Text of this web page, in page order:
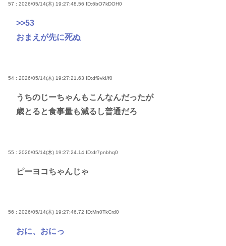
57 : 2026/05/14(木) 19:27:48.56 ID:6bO7kDOH0
>>53
おまえが先に死ぬ
54 : 2026/05/14(木) 19:27:21.63 ID:df9vkI/f0
うちのじーちゃんもこんなんだったが
歳とると食事量も減るし普通だろ
55 : 2026/05/14(木) 19:27:24.14 ID:dr7pnbhq0
ピーヨコちゃんじゃ
56 : 2026/05/14(木) 19:27:46.72 ID:Mn0TkCrd0
おに、おにっ